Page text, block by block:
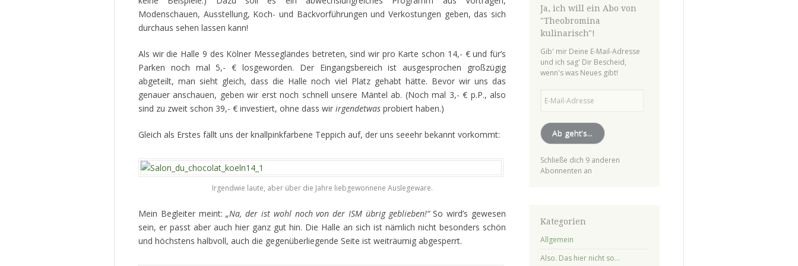
Modenschauen, Ausstellung, Koch- und Backvorführungen und Verkostungen geben, das sich
durchaus sehen lassen kann!
Als wir die Halle 9 des Kölner Messegländes betreten, sind wir pro Karte schon 14,- € und für’s
Parken noch mal 5,- € losgeworden. Der Eingangsbereich ist ausgesprochen großzügig
abgeteilt, man sieht gleich, dass die Halle noch viel Platz gehabt hätte. Bevor wir uns das
genauer anschauen, geben wir erst noch schnell unsere Mäntel ab. (Noch mal 3,- € p.P., also
sind zu zweit schon 39,- € investiert, ohne dass wir irgendetwas probiert haben.)
Gleich als Erstes fällt uns der knallpinkfarbene Teppich auf, der uns seeehr bekannt vorkommt:
Irgendwie laute, aber über die Jahre liebgewonnene Auslegeware.
Mein Begleiter meint: „Na, der ist wohl noch von der ISM übrig geblieben!“So wird’s gewesen
sein, er passt aber auch hier ganz gut hin. Die Halle an sich ist nämlich nicht besonders schön
und höchstens halbvoll, auch die gegenüberliegende Seite ist weiträumig abgesperrt.
Ja, ich will ein Abo von
"Theobromina
kulinarisch"!
Gib' mir Deine E-Mail-Adresse
und ich sag' Dir Bescheid,
wenn's was Neues gibt!
Mail-
Ab geht's...
Schließe dich 9 anderen
Abonnenten an
Kategorien
Allgemein
Also. Das hier nicht so…